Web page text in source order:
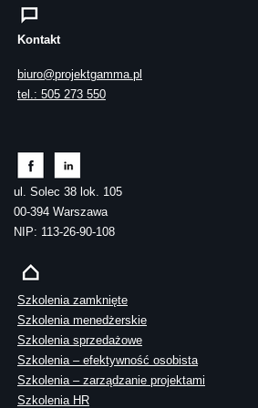
Kontakt
biuro@projektgamma.pl
tel.: 505 273 550
ul. Solec 38 lok. 105
00-394 Warszawa
NIP: 113-26-90-108
Szkolenia zamknięte
Szkolenia menedżerskie
Szkolenia sprzedażowe
Szkolenia – efektywność osobista
Szkolenia – zarządzanie projektami
Szkolenia HR